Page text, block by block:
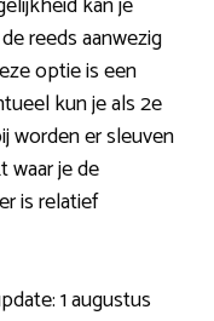
reeds aanwezig
optie is een
kun je als 2e
worden er sleuven
waar je de
is relatief
1 augustus